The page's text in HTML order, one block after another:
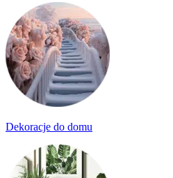
Dekoracje do domu